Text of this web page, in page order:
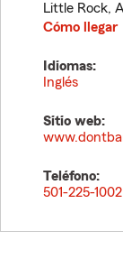
Little Rock,
Cómo llegar
Idiomas:
Inglés
Sitio web:
Teléfono:
501-225-1002